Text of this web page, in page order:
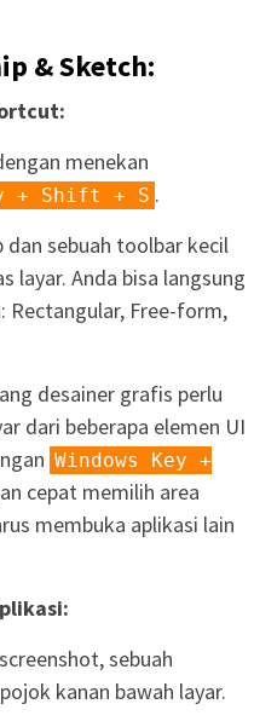
& Sketch:
menekan
+ Shift + S .
dan sebuah toolbar kecil
layar. Anda bisa langsung
Rectangular, Free-form,
desainer grafis perlu
dari beberapa elemen UI
Windows Key +
cepat memilih area
membuka aplikasi lain
sebuah
kanan bawah layar.